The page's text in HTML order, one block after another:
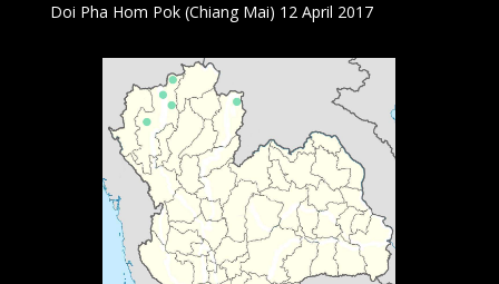
Doi Pha Hom Pok (Chiang Mai) 12 April 2017